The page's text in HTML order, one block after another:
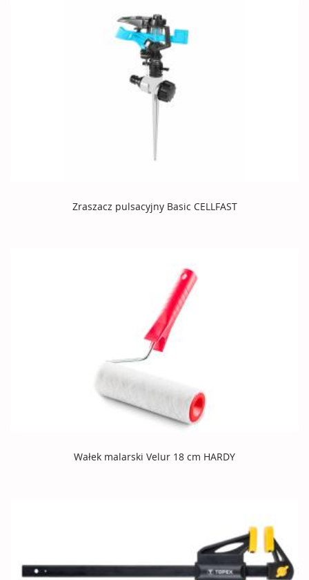
Zraszacz pulsacyjny Basic CELLFAST
Wałek malarski Velur 18 cm HARDY